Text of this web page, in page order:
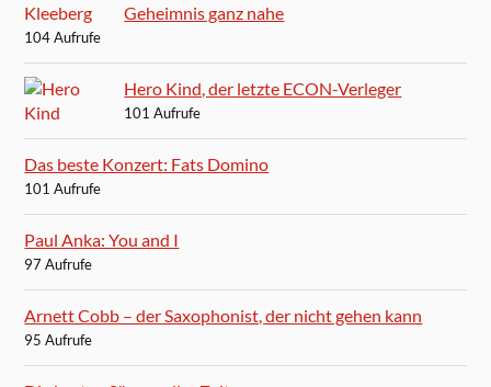
Geheimnis ganz nahe
104 Aufrufe
Hero Kind, der letzte ECON-Verleger
101 Aufrufe
Das beste Konzert: Fats Domino
101 Aufrufe
Paul Anka: You and I
97 Aufrufe
Arnett Cobb – der Saxophonist, der nicht gehen kann
95 Aufrufe